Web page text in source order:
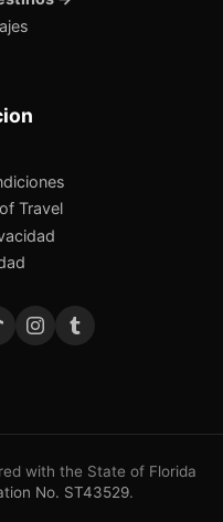
Travel
with the State of Florida
No. ST43529.